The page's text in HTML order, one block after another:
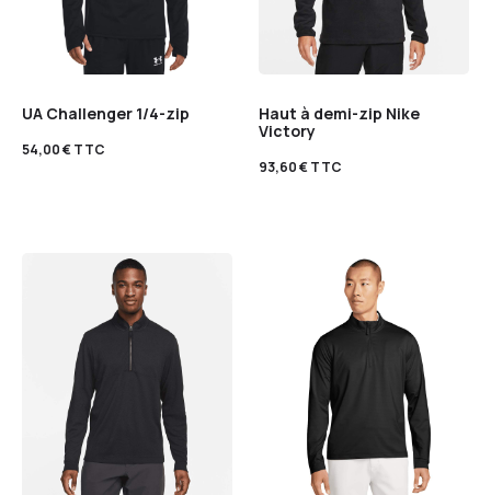
UA Challenger 1/4-zip
54,00€TTC
Haut à demi-zip Nike
Victory
93,60€TTC